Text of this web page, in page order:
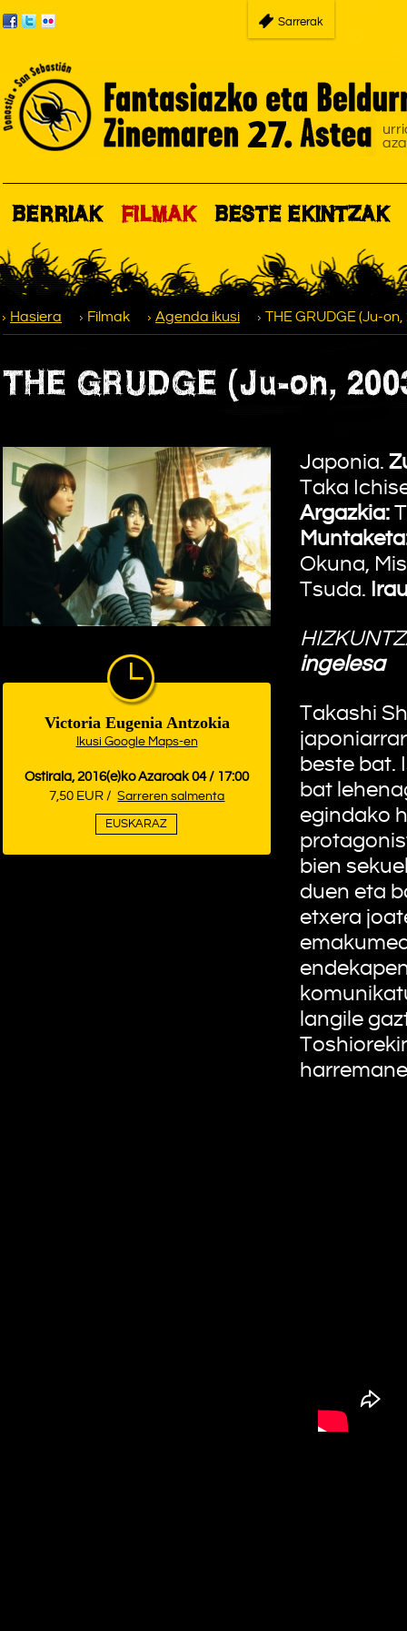
Sarrerak
BERRIAK FILMAK BESTE EKINTZAK
Hasiera Filmak Agenda ikusi THE GRUDGE (Ju-on,
THE GRUDGE (Ju-on,
Victoria Eugenia Antzokia
Ikusi Google Maps-en
Ostirala, 2016(e)ko Azaroak 04 / 17:00
7,50 EUR / Sarreren salmenta
EUSKARAZ
Japonia.
Taka
Argazkia:
Okuna,
Tsuda.
ingelesa
Takashi
beste bat.
bat
egindako
bien
duen eta
etxera
langile